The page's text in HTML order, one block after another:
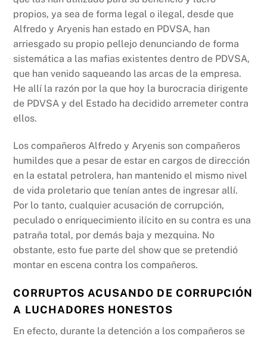
propios, ya sea de forma legal o ilegal, desde que
Alfredo y Aryenis han estado en PDVSA, han
arriesgado su propio pellejo denunciando de forma
sistemática a las mafias existentes dentro de PDVSA,
que han venido saqueando las arcas de la empresa.
He allí la razón por la que hoy la burocracia dirigente
de PDVSA y del Estado ha decidido arremeter contra
ellos.
Los compañeros Alfredo y Aryenis son compañeros
humildes que a pesar de estar en cargos de dirección
en la estatal petrolera, han mantenido el mismo nivel
de vida proletario que tenían antes de ingresar allí.
Por lo tanto, cualquier acusación de corrupción,
peculado o enriquecimiento ilícito en su contra es una
patraña total, por demás baja y mezquina. No
obstante, esto fue parte del show que se pretendió
montar en escena contra los compañeros.
CORRUPTOS ACUSANDO DE CORRUPCIÓN
A LUCHADORES HONESTOS
En efecto, durante la detención a los compañeros se